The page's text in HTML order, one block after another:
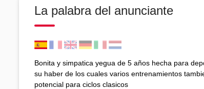
La palabra del anunciante
Bonita y simpatica yegua de 5 años hecha para
su haber de los cuales varios entrenamientos
potencial para ciclos clasicos